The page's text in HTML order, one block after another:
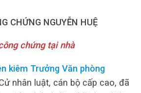
CHỨNG NGUYỄN HUỆ
chứng tại nhà
kiêm Trưởng Văn phòng
nhân luật, cán bộ cấp cao, đã